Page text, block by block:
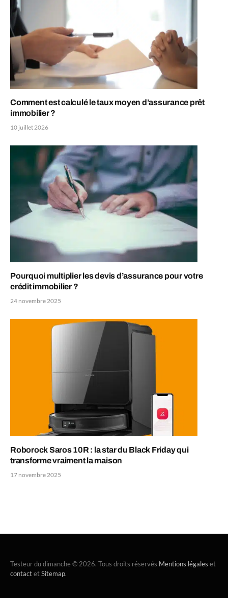
Comment est calculé le taux moyen d’assurance prêt
immobilier ?
10 juillet 2026
Pourquoi multiplier les devis d’assurance pour votre
crédit immobilier ?
24 novembre 2025
Roborock Saros 10R : la star du Black Friday qui
transforme vraiment la maison
17 novembre 2025
Testeur du dimanche © 2026. Tous droits réservés Mentions légales et
contactetSitemap.